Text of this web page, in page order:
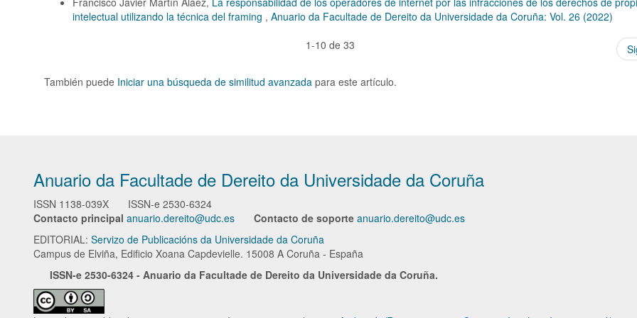
intelectual utilizando la técnica del framing , Anuario da Facultade de Dereito da Universidade da Coruña: Vol. 26 (2022)
1-10 de 33
También puede Iniciar una búsqueda de similitud avanzada para este artículo.
Anuario da Facultade de Dereito da Universidade da Coruña
ISSN 1138-039X ISSN-e 2530-6324
Contacto principal anuario.dereito@udc.es Contacto de soporte anuario.dereito@udc.es
EDITORIAL: Servizo de Publicacións da Universidade da Coruña
Campus de Elviña, Edificio Xoana Capdevielle. 15008 A Coruña - España
ISSN-e 2530-6324 - Anuario da Facultade de Dereito da Universidade da Coruña.